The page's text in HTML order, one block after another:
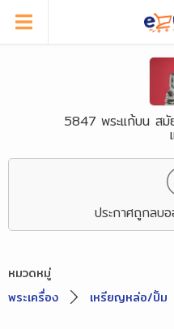
5847 พระแก้บน สมั
ประกาศถูกลบ
หมวดหมู่
พระเครื่อง
เหรียญหล่อ/ปั้ม